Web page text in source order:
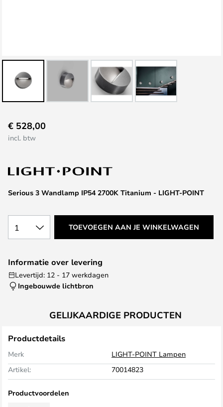
naar
het
van
afbeeldingen-
Serious 3 Wandlamp IP54 2700K Titanium - LIGHT-POINT
€ 528,00
incl. btw
1 TOEVOEGEN AAN JE WINKELWAGEN
Informatie over levering
Levertijd: 12 - 17 werkdagen
Ingebouwde lichtbron
GELIJKAARDIGE PRODUCTEN
Productdetails
Merk
LIGHT-POINT Lampen
Artikel:
70014823
Productvoordelen